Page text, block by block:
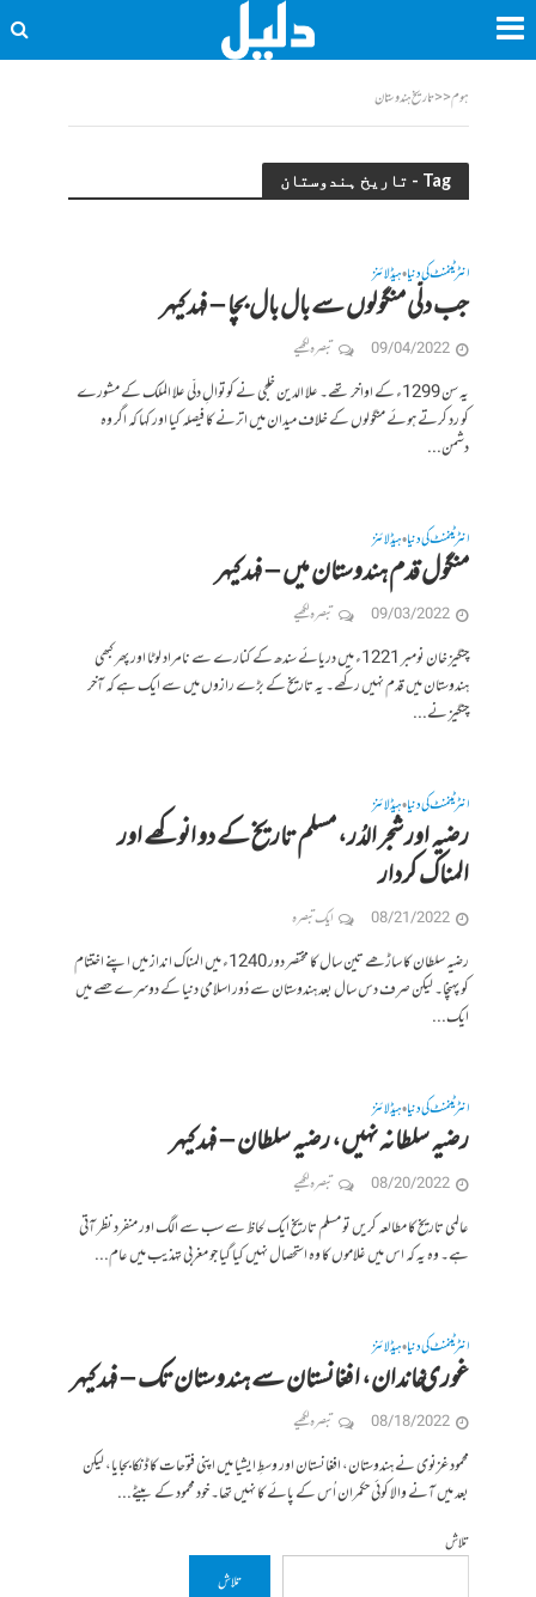
ہوم<<تاریخ ہندوستان
Tag - تاریخ ہندوستان
انٹرٹینمنٹ کی دنیا•ہیڈلائنز
جب دلّی منگولوں سے بال بال بچا – فہد کیہر
09/04/2022 تبصرہ لکھیے
یہ سن 1299ء کے اواخر تھے۔ علا الدین خلجی نے کوتوالِ دلّی علا الملک کے مشورے
کو رد کرتے ہوئے منگولوں کے خلاف میدان میں اترنے کا فیصلہ کیا اور کہا کہ اگر وہ
دشمن...
انٹرٹینمنٹ کی دنیا•ہیڈلائنز
منگول قدم ہندوستان میں – فہد کیہر
09/03/2022 تبصرہ لکھیے
چنگیز خان نومبر 1221ء میں دریائے سندھ کے کنارے سے نامراد لوٹا اور پھر کبھی
ہندوستان میں قدم نہیں رکھے۔ یہ تاریخ کے بڑے رازوں میں سے ایک ہے کہ آخر
چنگیز نے...
انٹرٹینمنٹ کی دنیا•ہیڈلائنز
رضیہ اور شجر الدُر، مسلم تاریخ کے دو انوکھے اور
المناک کردار
08/21/2022 ایک تبصرہ
رضیہ سلطان کا ساڑھے تین سال کا مختصر دور 1240ء میں المناک انداز میں اپنے اختتام
کو پہنچا۔ لیکن صرف دس سال بعد ہندوستان سے دُور اسلامی دنیا کے دوسرے حصے میں
ایک...
انٹرٹینمنٹ کی دنیا•ہیڈلائنز
رضیہ سلطانہ نہیں، رضیہ سلطان – فہد کیہر
08/20/2022 تبصرہ لکھیے
عالمی تاریخ کا مطالعہ کریں تو مسلم تاریخ ایک لحاظ سے سب سے الگ اور منفرد نظر آتی
ہے۔ وہ یہ کہ اس میں غلاموں کا وہ استحصال نہیں کیا گیا جو مغربی تہذیب میں عام...
انٹرٹینمنٹ کی دنیا•ہیڈلائنز
غوری خاندان، افغانستان سے ہندوستان تک – فہد کیہر
08/18/2022 تبصرہ لکھیے
محمود غزنوی نے ہندوستان، افغانستان اور وسطِ ایشیا میں اپنی فتوحات کا ڈنکا بجایا، لیکن
بعد میں آنے والا کوئی حکمران اُس کے پائے کا نہیں تھا۔ خود محمود کے بیٹے...
تلاش
تلاش